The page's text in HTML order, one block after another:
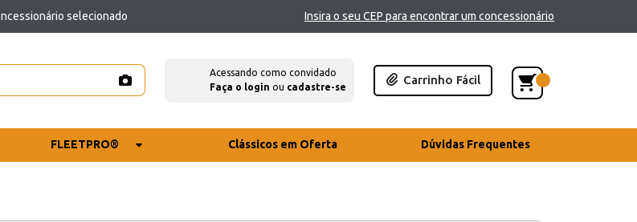
selecionado Insira o seu CEP para encontrar um concessionário
Acessando como convidado
Faça o login ou cadastre-se
Carrinho Fácil
FLEETPRO® Clássicos em Oferta Dúvidas Frequentes